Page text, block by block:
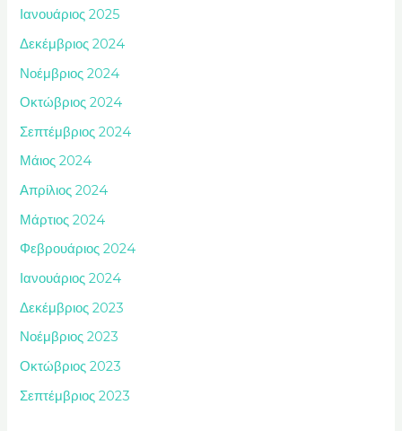
Ιανουάριος 2025
Δεκέμβριος 2024
Νοέμβριος 2024
Οκτώβριος 2024
Σεπτέμβριος 2024
Μάιος 2024
Απρίλιος 2024
Μάρτιος 2024
Φεβρουάριος 2024
Ιανουάριος 2024
Δεκέμβριος 2023
Νοέμβριος 2023
Οκτώβριος 2023
Σεπτέμβριος 2023